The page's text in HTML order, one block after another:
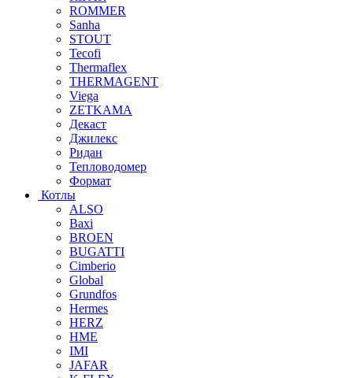
ROMMER
Sanha
STOUT
Tecofi
Thermaflex
THERMAGENT
Viega
ZETKAMA
Декаст
Джилекс
Ридан
Тепловодомер
Формат
Котлы
ALSO
Baxi
BROEN
BUGATTI
Cimberio
Global
Grundfos
Hermes
HERZ
HME
IMI
JAFAR